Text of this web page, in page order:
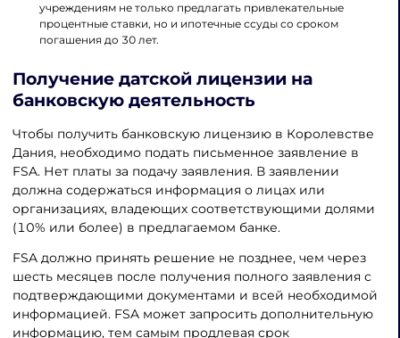
учреждениям не только предлагать привлекательные
процентные ставки, но и ипотечные ссуды со сроком
погашения до 30 лет.
Получение датской лицензии на
банковскую деятельность
Чтобы получить банковскую лицензию в Королевстве
Дания, необходимо подать письменное заявление в
FSA. Нет платы за подачу заявления. В заявлении
должна содержаться информация о лицах или
организациях, владеющих соответствующими долями
(10% или более) в предлагаемом банке.
FSA должно принять решение не позднее, чем через
шесть месяцев после получения полного заявления с
подтверждающими документами и всей необходимой
информацией. FSA может запросить дополнительную
информацию, тем самым продлевая срок